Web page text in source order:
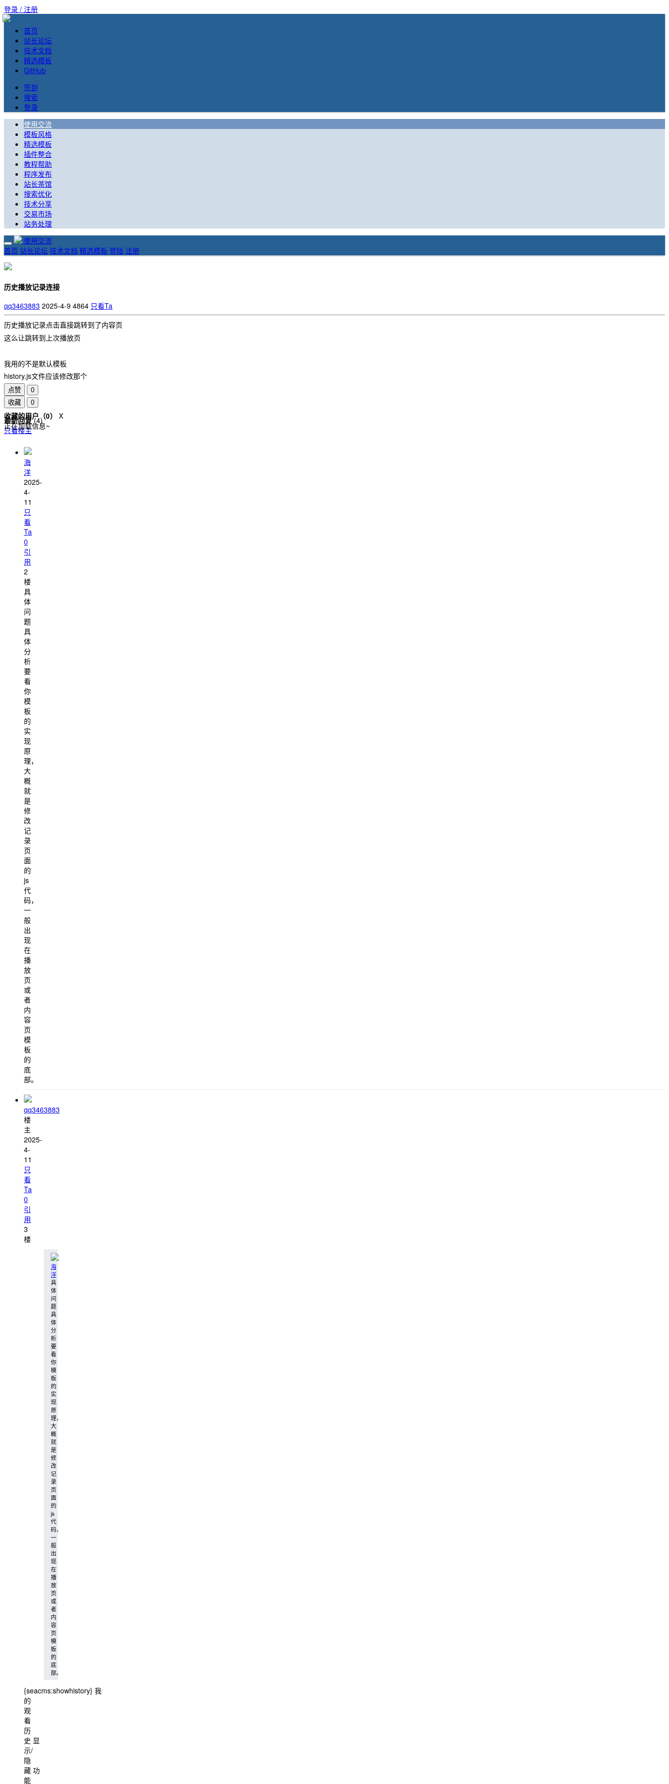
登录 / 注册
首页
站长论坛
技术文档
精选模板
GitHub
签到
搜索
登录
使用交流
模板风格
精选模板
插件整合
教程帮助
程序发布
站长茶馆
搜索优化
技术分享
交易市场
站务处理
使用交流
首页 站长论坛 技术文档 精选模板 登陆 注册
历史播放记录连接
qq3463883 2025-4-9 4864 只看Ta
历史播放记录点击直接跳转到了内容页
这么让跳转到上次播放页
我用的不是默认模板
history.js文件应该修改那个
点赞
0
收藏
0
收藏的用户（0）
X
正在加载信息~
最新回复(4)
只看楼主
海
洋
2025-
4-
11
只
看
Ta
0
引
用
2
楼
具
体
问
题
具
体
分
析
要
看
你
模
板
的
实
现
原
理，
大
概
就
是
修
改
记
录
页
面
的
js
代
码，
一
般
出
现
在
播
放
页
或
者
内
容
页
模
板
的
底
部。
qq3463883
楼
主
2025-
4-
11
只
看
Ta
0
引
用
3
楼
海
洋
具
体
问
题
具
体
分
析
要
看
你
模
板
的
实
现
原
理，
大
概
就
是
修
改
记
录
页
面
的
js
代
码，
一
般
出
现
在
播
放
页
或
者
内
容
页
模
板
的
底
部。
{seacms:showhistory} 我
的
观
看
历
史 显
示/
隐
藏 功
能